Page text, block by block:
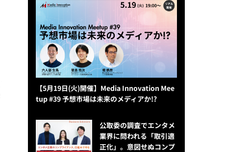
【5月19日(火)開催】Media Innovation Mee
tup #39 予想市場は未来のメディアか!?
公​​取委の調査でエンタメ
業界に問われる「取引適
正化」。意図せぬコンプ